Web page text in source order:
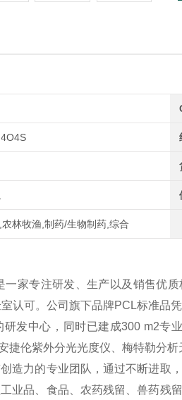
林牧渔,制药/生物制药,综合
家专注研发、生产以及销售优
认可。公司旗下品牌PCL标准品
研发中心，同时已建成300 m2专
捷伦紫外分光光度仪、梅特勒分
造力的专业团队，通过不断进取
业品、食品、农药残留、兽药残